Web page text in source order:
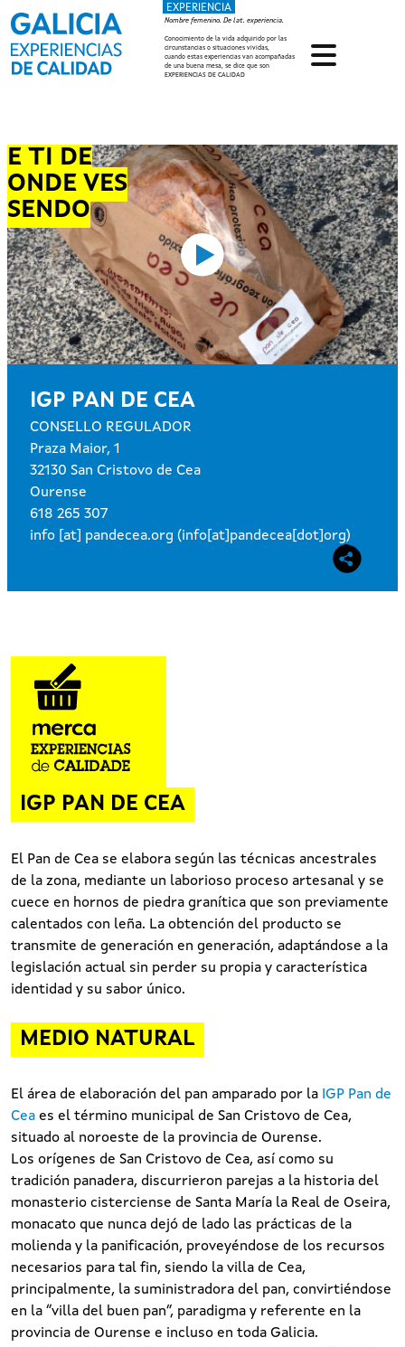
Pasar al contenido principal
EXPERIENCIA
Nombre femenino. De lat. experiencia.
Conocimiento de la vida adquirido por las
circunstancias o situaciones vividas,
cuando estas experiencias van acompañadas
de una buena mesa, se dice que son
EXPERIENCIAS DE CALIDAD
E TI DE
ONDE VES
SENDO
IGP PAN DE CEA
CONSELLO REGULADOR
Praza Maior, 1
32130 San Cristovo de Cea
Ourense
618 265 307
info [at] pandecea.org (info[at]pandecea[dot]org)
IGP PAN DE CEA
El Pan de Cea se elabora según las técnicas ancestrales
de la zona, mediante un laborioso proceso artesanal y se
cuece en hornos de piedra granítica que son previamente
calentados con leña. La obtención del producto se
transmite de generación en generación, adaptándose a la
legislación actual sin perder su propia y característica
identidad y su sabor único.
MEDIO NATURAL
El área de elaboración del pan amparado por la IGP Pan de
Cea es el término municipal de San Cristovo de Cea,
situado al noroeste de la provincia de Ourense.
Los orígenes de San Cristovo de Cea, así como su
tradición panadera, discurrieron parejas a la historia del
monasterio cisterciense de Santa María la Real de Oseira,
monacato que nunca dejó de lado las prácticas de la
molienda y la panificación, proveyéndose de los recursos
necesarios para tal fin, siendo la villa de Cea,
principalmente, la suministradora del pan, convirtiéndose
en la “villa del buen pan”, paradigma y referente en la
provincia de Ourense e incluso en toda Galicia.